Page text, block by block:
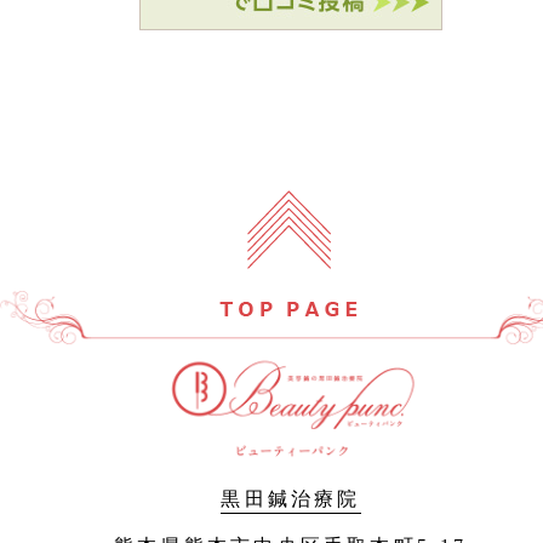
黒田鍼治療院